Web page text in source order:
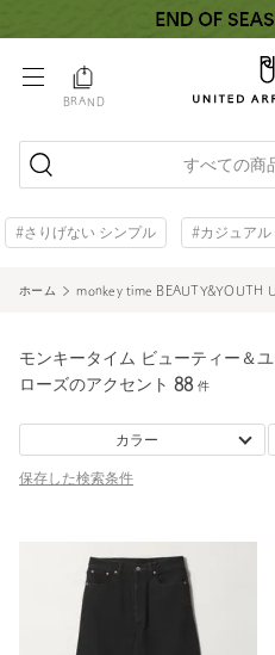
BRAND
すべての商
#さりげない シンプル #カジュアル
ホーム monkey time BEAUTY&YOUTH
モンキータイム ビューティー＆
ローズのアクセント 88 件
カラー
保存した検索条件